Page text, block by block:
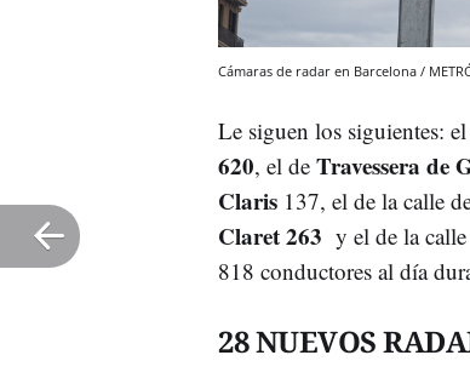
Cámaras de radar en Barcelona /
Le siguen los siguientes:
620, el de Travessera de
Claris 137, el de la calle
Claret 263 y el de la
818 conductores al día
28 NUEVOS